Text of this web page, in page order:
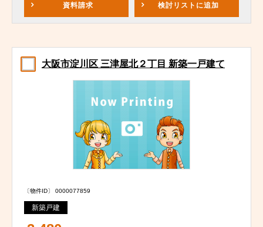
資料請求 検討リスト に追加
大阪市淀川区 三津屋北２丁目 新築一戸建て
〔物件ID〕 0000077859
新築戸建